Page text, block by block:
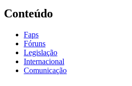
Conteúdo
Faps
Fóruns
Legislação
Internacional
Comunicação